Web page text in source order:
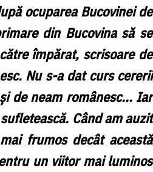
ocuparea Bucovinei de
din Bucovina să se
împărat, scrisoare de
Nu s-a dat curs cererii
de neam românesc... Iar
Când am auzit
frumos decât această
un viitor mai luminos